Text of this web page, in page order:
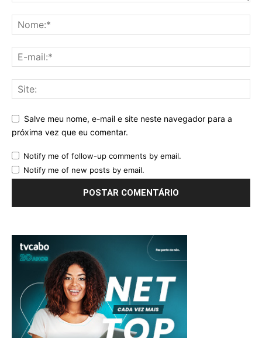
Salve meu nome, e-mail e site neste navegador para a
próxima vez que eu comentar.
Notify me of follow-up comments by email.
Notify me of new posts by email.